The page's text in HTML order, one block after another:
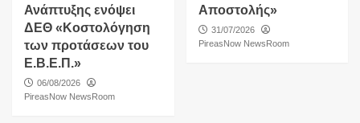
Ανάπτυξης ενόψει
ΔΕΘ «Κοστολόγηση
των προτάσεων του
Ε.Β.Ε.Π.»
06/08/2026
PireasNow NewsRoom
Αποστολής»
31/07/2026
PireasNow NewsRoom